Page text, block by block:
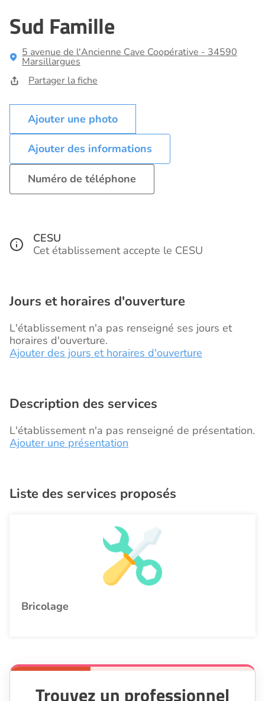
Sud Famille
5 avenue de l'Ancienne Cave Coopérative - 34590
Marsillargues
Partager la fiche
Ajouter des informations
Numéro de téléphone
CESU
Cet établissement accepte le CESU
Jours et horaires d'ouverture
L'établissement n'a pas renseigné ses jours et
horaires d'ouverture.
Ajouter des jours et horaires d'ouverture
Description des services
L'établissement n'a pas renseigné de présentation.
Ajouter une présentation
Liste des services proposés
Bricolage
Trouvez un professionnel